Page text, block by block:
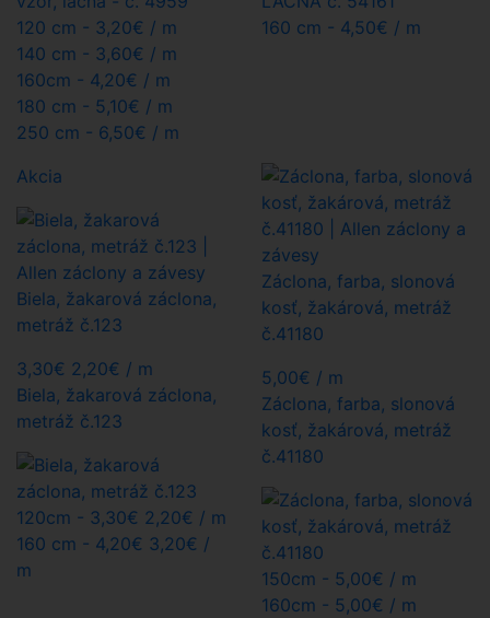
120 cm - 3,20€ / m
140 cm - 3,60€ / m
160cm - 4,20€ / m
180 cm - 5,10€ / m
250 cm - 6,50€ / m
160 cm - 4,50€ / m
Akcia
Biela, žakarová záclona,
metráž č.123
3,30€ 2,20€ / m
Biela, žakarová záclona,
metráž č.123
120cm - 3,30€ 2,20€ / m
160 cm - 4,20€ 3,20€ /
m
Záclona, farba, slonová
kosť, žakárová, metráž
č.41180
5,00€ / m
Záclona, farba, slonová
kosť, žakárová, metráž
č.41180
150cm - 5,00€ / m
160cm - 5,00€ / m